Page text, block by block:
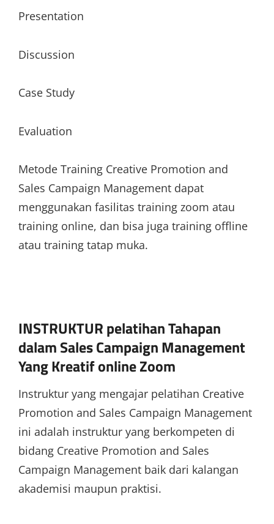
Presentation
Discussion
Case Study
Evaluation
Metode Training Creative Promotion and
Sales Campaign Management dapat
menggunakan fasilitas training zoom atau
training online, dan bisa juga training offline
atau training tatap muka.
INSTRUKTUR pelatihan Tahapan
dalam Sales Campaign Management
Yang Kreatif online Zoom
Instruktur yang mengajar pelatihan Creative
Promotion and Sales Campaign Management
ini adalah instruktur yang berkompeten di
bidang Creative Promotion and Sales
Campaign Management baik dari kalangan
akademisi maupun praktisi.